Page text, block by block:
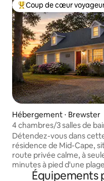
Coups de cœur
Coup de cœur
Hébergement ⋅ Brewster
4 chambres/3 salles de
de l'étang | Porche vitré |
Climatisation
Détendez-vous dans
résidence de Mid-Cape,
route privée calme, à
minutes à pied d'une
piscine et d'un étang. Canoë inclus !
Équipements